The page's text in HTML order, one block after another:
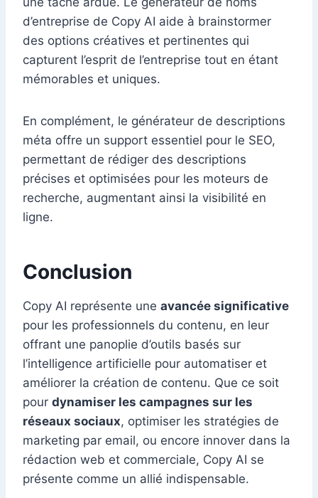
d’entreprise de Copy AI aide à brainstormer
des options créatives et pertinentes qui
capturent l’esprit de l’entreprise tout en étant
mémorables et uniques.
En complément, le générateur de descriptions
méta offre un support essentiel pour le SEO,
permettant de rédiger des descriptions
précises et optimisées pour les moteurs de
recherche, augmentant ainsi la visibilité en
ligne.
Conclusion
Copy AI représente une avancée significative
pour les professionnels du contenu, en leur
offrant une panoplie d’outils basés sur
l’intelligence artificielle pour automatiser et
améliorer la création de contenu. Que ce soit
pour dynamiser les campagnes sur les
réseaux sociaux, optimiser les stratégies de
marketing par email, ou encore innover dans la
rédaction web et commerciale, Copy AI se
présente comme un allié indispensable.